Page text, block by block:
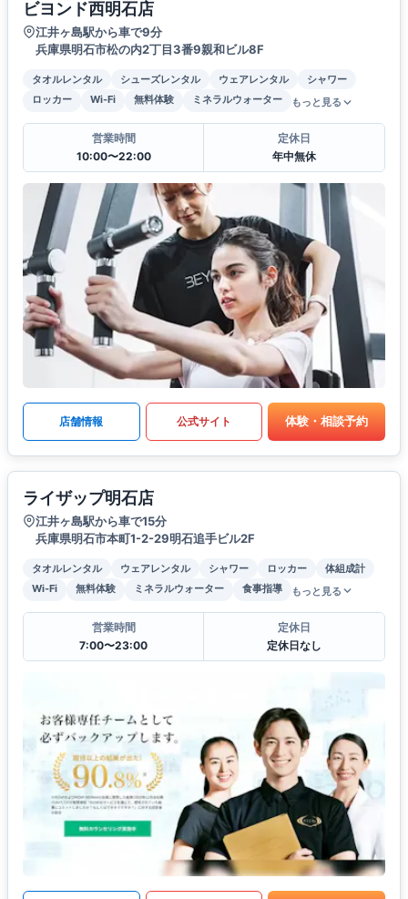
ビヨンド西明石店
江井ヶ島駅から車で9分
兵庫県明石市松の内2丁目3番9親和ビル8F
タオルレンタル シューズレンタル ウェアレンタル
シャワー
ロッカー
Wi-Fi 無料体験 ミネラルウォーター もっと見る
営業時間
10:00〜22:00
定休日
年中無休
店舗情報 公式サイト 体験・相談予約
ライザップ明石店
江井ヶ島駅から車で15分
兵庫県明石市本町1-2-29明石追手ビル2F
タオルレンタル ウェアレンタル シャワー ロッカー
体組成計
Wi-Fi
無料体験 ミネラルウォーター 食事指導 もっと見る
営業時間
7:00〜23:00
定休日
定休日なし